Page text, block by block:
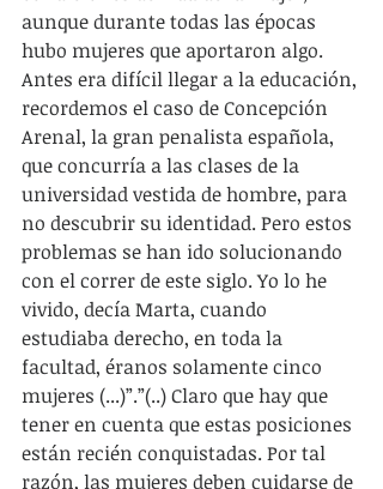
aunque durante todas las épocas
hubo mujeres que aportaron algo.
Antes era difícil llegar a la educación,
recordemos el caso de Concepción
Arenal, la gran penalista española,
que concurría a las clases de la
universidad vestida de hombre, para
no descubrir su identidad. Pero estos
problemas se han ido solucionando
con el correr de este siglo. Yo lo he
vivido, decía Marta, cuando
estudiaba derecho, en toda la
facultad, éranos solamente cinco
mujeres (...)”.”(..) Claro que hay que
tener en cuenta que estas posiciones
están recién conquistadas. Por tal
razón, las mujeres deben cuidarse de